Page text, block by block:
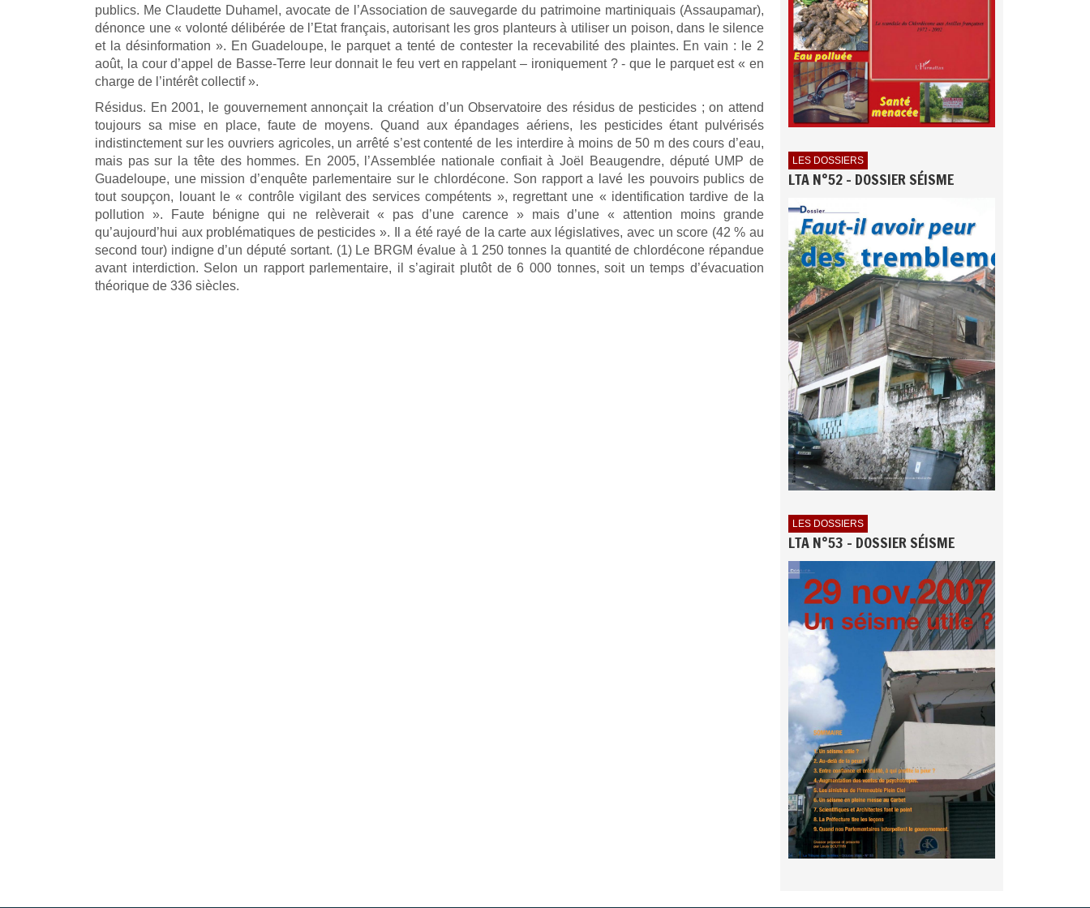
publics. Me Claudette Duhamel, avocate de l’Association de sauvegarde du patrimoine martiniquais (Assaupamar),
dénonce une « volonté délibérée de l’Etat français, autorisant les gros planteurs à utiliser un poison, dans le silence
et la désinformation ». En Guadeloupe, le parquet a tenté de contester la recevabilité des plaintes. En vain : le 2
août, la cour d’appel de Basse-Terre leur donnait le feu vert en rappelant – ironiquement ? - que le parquet est « en
charge de l’intérêt collectif ».
Résidus. En 2001, le gouvernement annonçait la création d’un Observatoire des résidus de pesticides ; on attend
toujours sa mise en place, faute de moyens. Quand aux épandages aériens, les pesticides étant pulvérisés
indistinctement sur les ouvriers agricoles, un arrêté s’est contenté de les interdire à moins de 50 m des cours d’eau,
mais pas sur la tête des hommes. En 2005, l’Assemblée nationale confiait à Joël Beaugendre, député UMP de
Guadeloupe, une mission d’enquête parlementaire sur le chlordécone. Son rapport a lavé les pouvoirs publics de
tout soupçon, louant le « contrôle vigilant des services compétents », regrettant une « identification tardive de la
pollution ». Faute bénigne qui ne relèverait « pas d’une carence » mais d’une « attention moins grande
qu’aujourd’hui aux problématiques de pesticides ». Il a été rayé de la carte aux législatives, avec un score (42 % au
second tour) indigne d’un député sortant. (1) Le BRGM évalue à 1 250 tonnes la quantité de chlordécone répandue
avant interdiction. Selon un rapport parlementaire, il s’agirait plutôt de 6 000 tonnes, soit un temps d’évacuation
théorique de 336 siècles.
LES DOSSIERS
LTA N°52 - DOSSIER SÉISME
LES DOSSIERS
LTA N°53 - DOSSIER SÉISME